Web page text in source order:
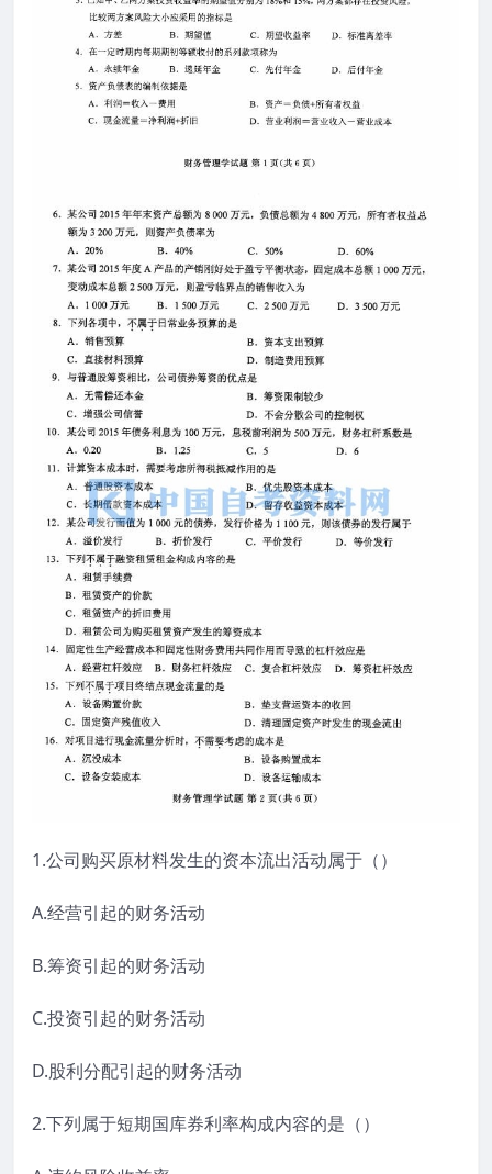
1.公司购买原材料发生的资本流出活动属于（）
A.经营引起的财务活动
B.筹资引起的财务活动
C.投资引起的财务活动
D.股利分配引起的财务活动
2.下列属于短期国库券利率构成内容的是（）